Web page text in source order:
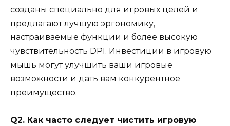
созданы специально для игровых целей и
предлагают лучшую эргономику,
настраиваемые функции и более высокую
чувствительность DPI. Инвестиции в игровую
мышь могут улучшить ваши игровые
возможности и дать вам конкурентное
преимущество.
Q2. Как часто следует чистить игровую